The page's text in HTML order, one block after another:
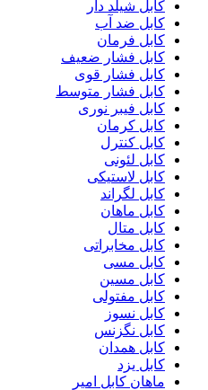
کابل شیلد دار
کابل ضد آب
کابل فرمان
کابل فشار ضعیف
کابل فشار قوی
کابل فشار متوسط
کابل فیبر نوری
کابل کرمان
کابل کنترل
کابل لئونی
کابل لاستیکی
کابل لگراند
کابل ماهان
کابل متال
کابل مخابراتی
کابل مسی
کابل مسین
کابل مفتولی
کابل نسوز
کابل نگزنس
کابل همدان
کابل یزد
ماهان کابل امیر